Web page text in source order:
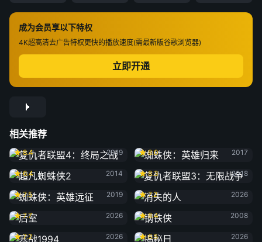
成为会员享以下特权
4K超高清去广告特权更快的播放速度(需最新版谷歌浏览器)
立即开通
相关推荐
复仇者联盟4：终局之战
8.4
2019
8.0
2017
超凡蜘蛛侠2
6.4
2014
复仇者联盟3：无限战争
8.3
2018
蜘蛛侠：英雄远征
7.5
2019
消失的人
7.2
2026
后室
7.7
2026
钢铁侠
8.4
2008
寒战1994
7.2
2026
揭秘日
6.5
2026